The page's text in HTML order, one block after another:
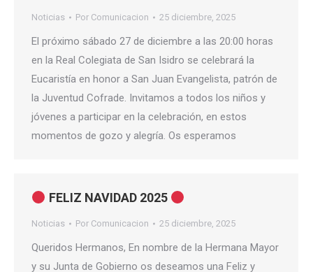
Noticias Por Comunicacion 25 diciembre, 2025
El próximo sábado 27 de diciembre a las 20:00 horas
en la Real Colegiata de San Isidro se celebrará la
Eucaristía en honor a San Juan Evangelista, patrón de
la Juventud Cofrade. Invitamos a todos los niños y
jóvenes a participar en la celebración, en estos
momentos de gozo y alegría. Os esperamos
FELIZ NAVIDAD 2025
Noticias Por Comunicacion 25 diciembre, 2025
Queridos Hermanos, En nombre de la Hermana Mayor
y su Junta de Gobierno os deseamos una Feliz y